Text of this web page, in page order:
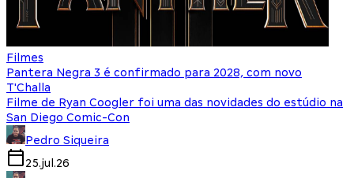
Filmes
Pantera Negra 3 é confirmado para 2028, com novo
T'Challa
Filme de Ryan Coogler foi uma das novidades do estúdio na
San Diego Comic-Con
Pedro Siqueira
25.jul.26